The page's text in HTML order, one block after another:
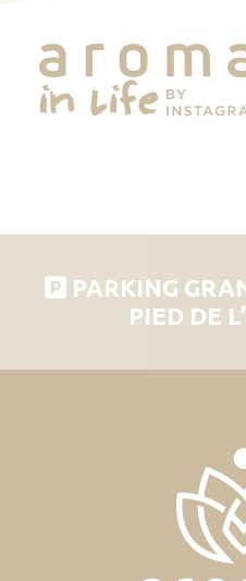
PARKING
PIED DE